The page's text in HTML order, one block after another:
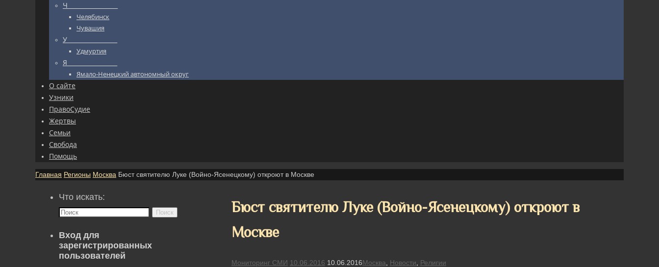
Ч_________________
Челябинск
Чувашия
У_________________
Удмуртия
Я_________________
Ямало-Ненецкий автономный округ
О сайте
Узники
ПравоСудие
Жертвы
Семьи
Свобода
Помощь
Главная Регионы Москва Бюст святителю Луке (Войно-Ясенецкому) откроют в Москве
Бюст святителю Луке (Войно-Ясенецкому) откроют в
Москве
Мониторинг СМИ 10.06.2016 10.06.2016Москва Новости Религии
Что искать:
Поиск
Вход для
зарегистрированных
пользователей